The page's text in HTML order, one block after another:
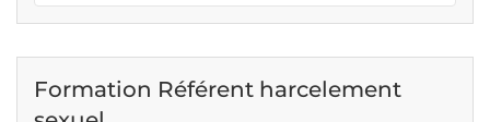
Formation Référent harcelement